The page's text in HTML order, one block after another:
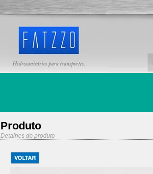
Produto
Detalhes do produto